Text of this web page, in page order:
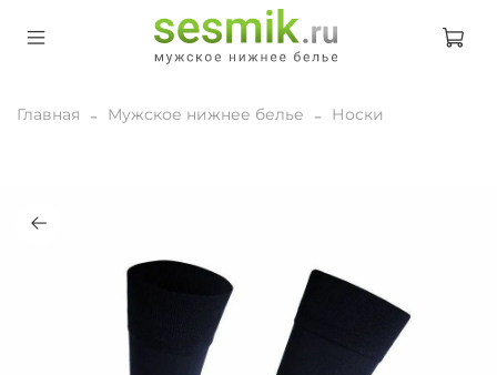
Главная Мужское нижнее белье Носки